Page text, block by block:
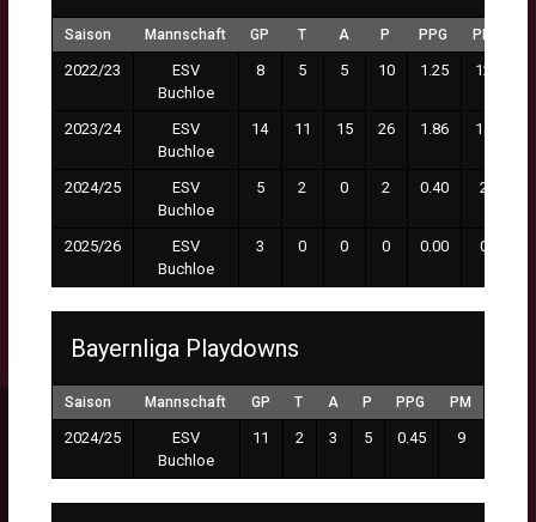
Saison Mannschaft GP T A P PPG PM
2022/23
ESV
Buchloe
8 5 5 10 1.25 12
2023/24
ESV
Buchloe
14 11 15 26 1.86 14
2024/25
ESV
Buchloe
5 2 0 2 0.40 2
2025/26
ESV
Buchloe
3 0 0 0 0.00 0
Bayernliga Playdowns
Saison Mannschaft GP T A P PPG PM
2024/25
ESV
Buchloe
11 2 3 5 0.45 9